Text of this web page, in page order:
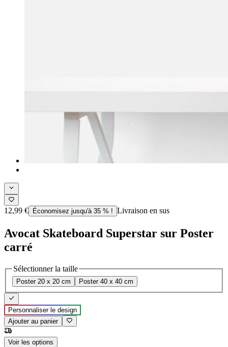
12,99 € Économisez jusqu'à 35 % ! Livraison en sus
Avocat Skateboard Superstar sur Poster
carré
Sélectionner la taille
Poster 20 x 20 cm Poster 40 x 40 cm
Personnaliser le design
Ajouter au panier
Voir les options